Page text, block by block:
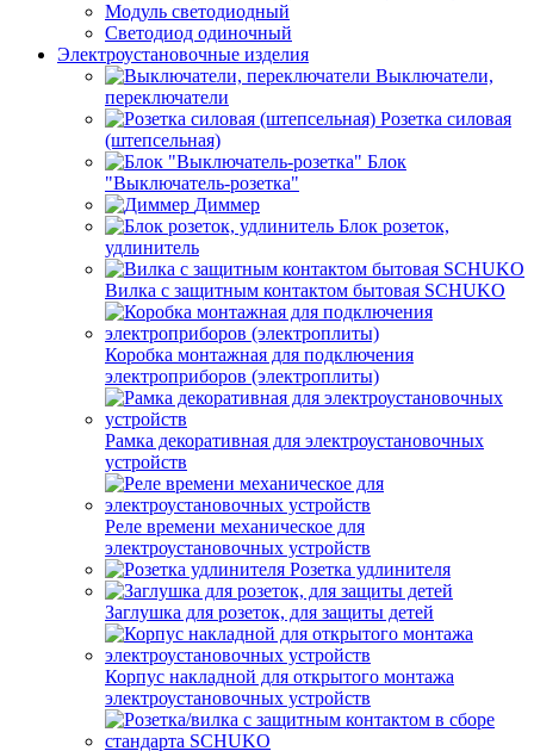
Модуль светодиодный
Светодиод одиночный
Электроустановочные изделия
Выключатели,
переключатели
Розетка силовая
(штепсельная)
Блок
"Выключатель-розетка"
Диммер
Блок розеток,
удлинитель
Вилка с защитным контактом бытовая SCHUKO
Коробка монтажная для подключения
электроприборов (электроплиты)
Рамка декоративная для электроустановочных
устройств
Реле времени механическое для
электроустановочных устройств
Розетка удлинителя
Заглушка для розеток, для защиты детей
Корпус накладной для открытого монтажа
электроустановочных устройств